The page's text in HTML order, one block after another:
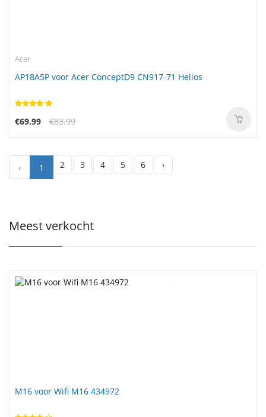
Acer
AP18A5P voor Acer ConceptD9 CN917-71 Helios
€69.99 €83.99
‹ 1 2 3 4 5 6 ›
Meest verkocht
M16 voor Wifi M16 434972